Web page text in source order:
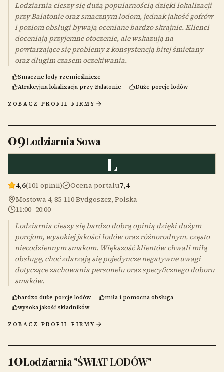
Lodziarnia cieszy się dużą popularnością dzięki lokalizacji
przy Balatonie oraz smacznym lodom, jednak jakość gofrów
i poziom obsługi bywają oceniane bardzo skrajnie. Klienci
doceniają przyjemne otoczenie, ale wskazują na
powtarzające się problemy z konsystencją bitej śmietany
oraz długim czasem oczekiwania.
Smaczne lody rzemieślnicze
Atrakcyjna lokalizacja przy Balatonie
Duże porcje lodów
ZOBACZ PROFIL FIRMY
09Lodziarnia Sowa
L
4,6(101 opinii) Ocena portalu7,4
Mostowa 4, 85-110 Bydgoszcz, Polska
11:00–20:00
Lodziarnia cieszy się bardzo dobrą opinią dzięki dużym
porcjom, wysokiej jakości lodów oraz różnorodnym, często
niecodziennym smakom. Większość klientów chwali miłą
obsługę, choć zdarzają się pojedyncze negatywne uwagi
dotyczące zachowania personelu oraz specyficznego doboru
smaków.
bardzo duże porcje lodów
miła i pomocna obsługa
wysoka jakość składników
ZOBACZ PROFIL FIRMY
10Lodziarnia "ŚWIAT LODÓW"